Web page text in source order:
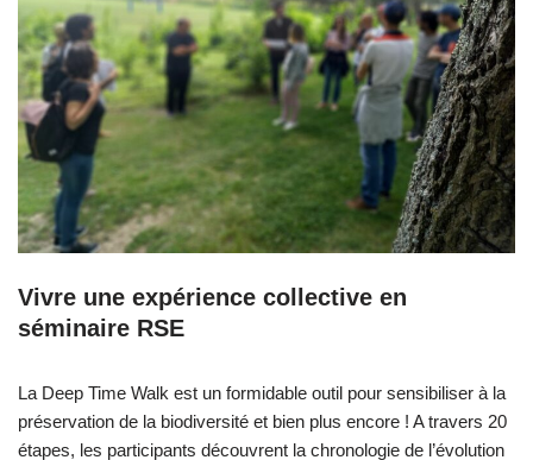
Vivre une expérience collective en
séminaire RSE
La Deep Time Walk est un formidable outil pour sensibiliser à la
préservation de la biodiversité et bien plus encore ! A travers 20
étapes, les participants découvrent la chronologie de l’évolution